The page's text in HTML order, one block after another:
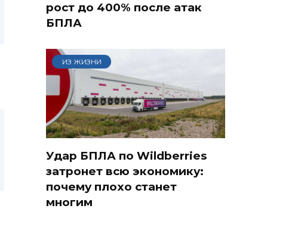
рост до 400% после атак
БПЛА
ИЗ ЖИЗНИ
Удар БПЛА по Wildberries
затронет всю экономику:
почему плохо станет
многим